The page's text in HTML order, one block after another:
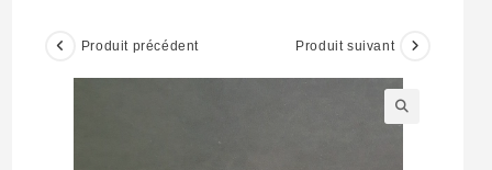
Produit précédent Produit suivant